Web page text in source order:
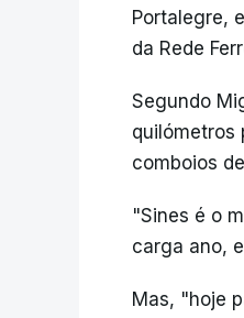
Portalegre,
da Rede
Segundo
quilómetros
comboios
"Sines é o
carga ano,
Mas, "hoje